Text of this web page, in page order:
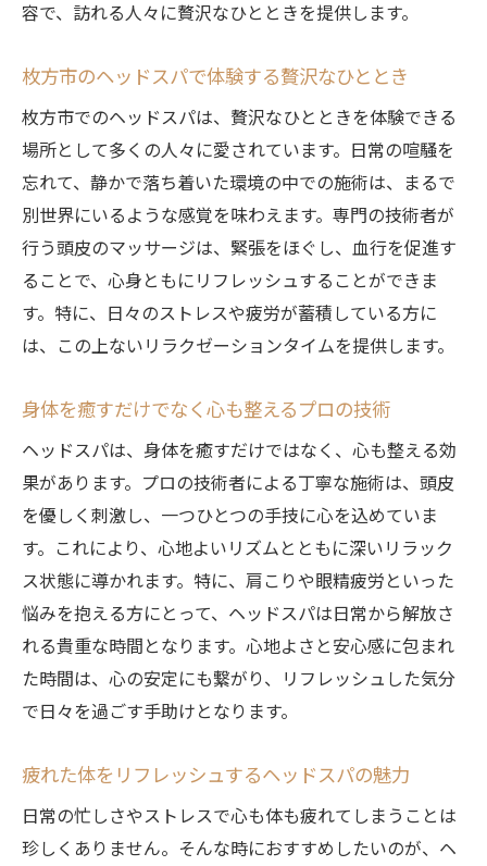
容で、訪れる人々に贅沢なひとときを提供します。
枚方市のヘッドスパで体験する贅沢なひととき
枚方市でのヘッドスパは、贅沢なひとときを体験できる
場所として多くの人々に愛されています。日常の喧騒を
忘れて、静かで落ち着いた環境の中での施術は、まるで
別世界にいるような感覚を味わえます。専門の技術者が
行う頭皮のマッサージは、緊張をほぐし、血行を促進す
ることで、心身ともにリフレッシュすることができま
す。特に、日々のストレスや疲労が蓄積している方に
は、この上ないリラクゼーションタイムを提供します。
身体を癒すだけでなく心も整えるプロの技術
ヘッドスパは、身体を癒すだけではなく、心も整える効
果があります。プロの技術者による丁寧な施術は、頭皮
を優しく刺激し、一つひとつの手技に心を込めていま
す。これにより、心地よいリズムとともに深いリラック
ス状態に導かれます。特に、肩こりや眼精疲労といった
悩みを抱える方にとって、ヘッドスパは日常から解放さ
れる貴重な時間となります。心地よさと安心感に包まれ
た時間は、心の安定にも繋がり、リフレッシュした気分
で日々を過ごす手助けとなります。
疲れた体をリフレッシュするヘッドスパの魅力
日常の忙しさやストレスで心も体も疲れてしまうことは
珍しくありません。そんな時におすすめしたいのが、ヘ